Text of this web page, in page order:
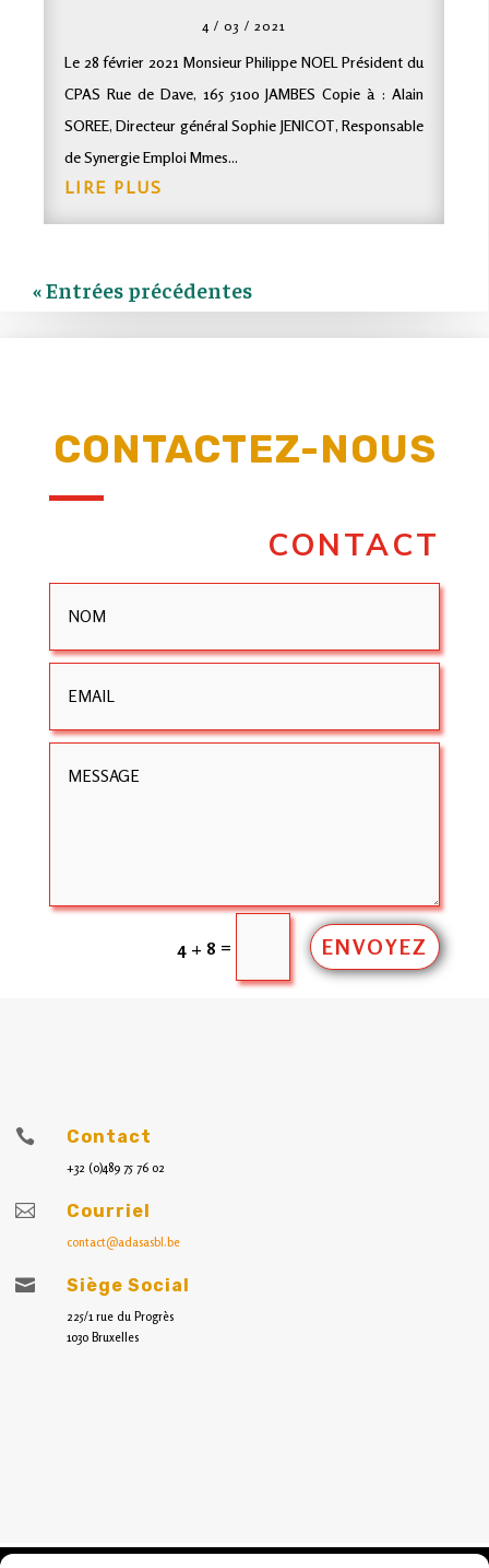
4 / 03 / 2021
Le 28 février 2021 Monsieur Philippe NOEL Président du
CPAS Rue de Dave, 165 5100 JAMBES Copie à : Alain
SOREE, Directeur général Sophie JENICOT, Responsable
de Synergie Emploi Mmes...
LIRE PLUS
« Entrées précédentes
CONTACTEZ-NOUS
CONTACT
4 + 8 = ENVOYEZ
 Contact
+32 (0)489 75 76 02
 Courriel
contact@adasasbl.be
 Siège Social
225/1 rue du Progrès
1030 Bruxelles